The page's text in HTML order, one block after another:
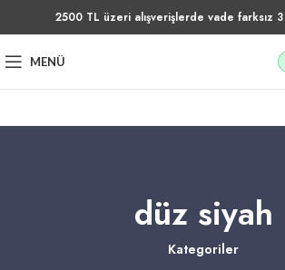
2500 TL üzeri alışverişlerde vade farksız 3
MENÜ
düz siyah
Kategoriler